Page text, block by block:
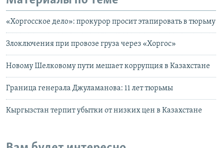
«Хоргосское дело»: прокурор просит этапировать в тюрьму
Злоключения при провозе груза через «Хоргос»
Новому Шелковому пути мешает коррупция в Казахстане
Граница генерала Джуламанова: 11 лет тюрьмы
Кыргызстан терпит убытки от низких цен в Казахстане